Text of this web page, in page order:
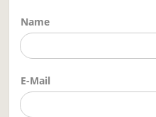
Name
E-Mail